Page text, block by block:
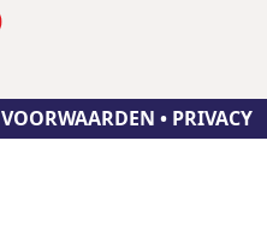
VOORWAARDEN • PRIVACY